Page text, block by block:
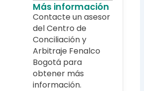
Más información
Contacte un asesor
del Centro de
Conciliación y
Arbitraje Fenalco
Bogotá para
obtener más
información.